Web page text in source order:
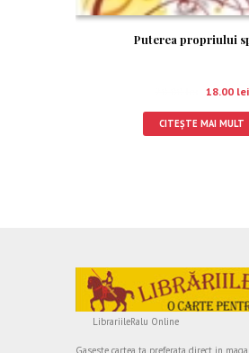
Puterea propriului
18.00 lei
CITEȘTE MAI MULT
LibrariileRalu Online